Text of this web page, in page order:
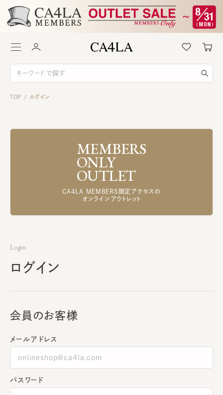
TOP / ログイン
MEMBERS
ONLY
OUTLET
CA4LA MEMBERS限定アクセスの
オンラインアウトレット
Login
ログイン
会員のお客様
メールアドレス
パスワード